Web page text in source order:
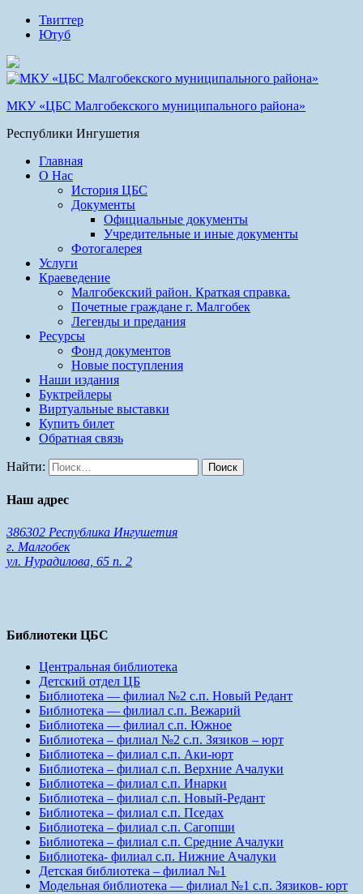
Твиттер
Ютуб
МКУ «ЦБС Малгобекского муниципального района»
Республики Ингушетия
Главная
О Нас
История ЦБС
Документы
Официальные документы
Учредительные и иные документы
Фотогалерея
Услуги
Краеведение
Малгобекский район. Краткая справка.
Почетные граждане г. Малгобек
Легенды и предания
Ресурсы
Фонд документов
Новые поступления
Наши издания
Буктрейлеры
Виртуальные выставки
Купить билет
Обратная связь
Найти:
Наш адрес
386302 Республика Ингушетия
г. Малгобек
ул. Нурадилова, 65 п. 2
Библиотеки ЦБС
Центральная библиотека
Детский отдел ЦБ
Библиотека — филиал №2 с.п. Новый Редант
Библиотека — филиал с.п. Вежарий
Библиотека — филиал с.п. Южное
Библиотека – филиал №2 с.п. Зязиков – юрт
Библиотека – филиал с.п. Аки-юрт
Библиотека – филиал с.п. Верхние Ачалуки
Библиотека – филиал с.п. Инарки
Библиотека – филиал с.п. Новый-Редант
Библиотека – филиал с.п. Пседах
Библиотека – филиал с.п. Сагопши
Библиотека – филиал с.п. Средние Ачалуки
Библиотека- филиал с.п. Нижние Ачалуки
Детская библиотека – филиал №1
Модельная библиотека — филиал №1 с.п. Зязиков- юрт